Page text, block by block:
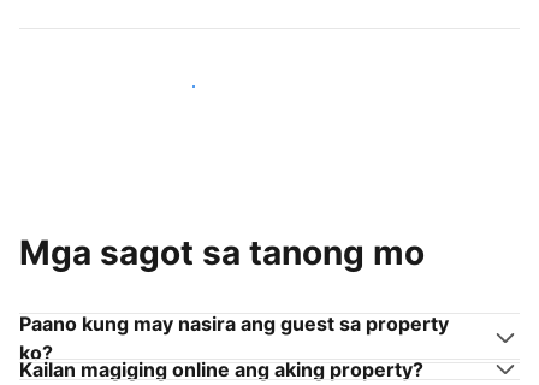
Sumama sa mga host na tulad mo
Mga sagot sa tanong mo
Paano kung may nasira ang guest sa property
ko?
Kailan magiging online ang aking property?